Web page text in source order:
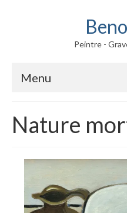
Peintre -
Menu
Peintures
Gravures
Fusains
Biographie
Nature